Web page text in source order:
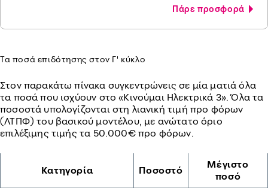
Πάρε προσφορά
Τα ποσά επιδότησης στον Γ' κύκλο
Στον παρακάτω πίνακα συγκεντρώνεις σε μία ματιά όλα
τα ποσά που ισχύουν στο «Κινούμαι Ηλεκτρικά 3». Όλα τα
ποσοστά υπολογίζονται στη λιανική τιμή προ φόρων
(ΛΤΠΦ) του βασικού μοντέλου, με ανώτατο όριο
επιλέξιμης τιμής τα 50.000€ προ φόρων.
Κατηγορία Ποσοστό
Μέγιστο
ποσό